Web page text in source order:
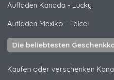
Aufladen Kanada - Lucky
Aufladen Mexiko - Telcel
Die beliebtesten
Kaufen oder verschenken